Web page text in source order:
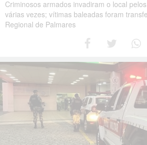
Criminosos armados invadiram o local
várias vezes; vítimas baleadas foram
Regional de Palmares